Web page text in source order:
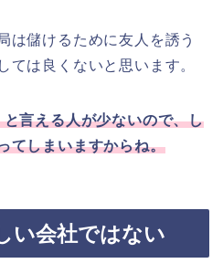
は儲けるために友人を誘う
ては良くないと思います。
言える人が少ないので、し
てしまいますからね。
い会社ではない